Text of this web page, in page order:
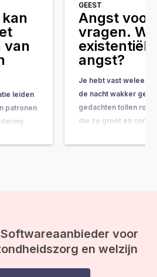
van
leiden
patronen
tips &
GEEST
Angst voor
vragen.
existentiële
angst?
Je hebt vast weleens
de nacht wakker
gedachten tollen
die zo groot en
lijken. Vragen als:
voor
en welzijn